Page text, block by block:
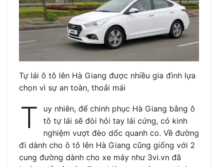
Tự lái ô tô lên Hà Giang được nhiều gia đình lựa
chọn vì sự an toàn, thoải mái
T
uy nhiên, để chinh phục Hà Giang bằng ô
tô tự lái sẽ đòi hỏi tay lái cứng, có kinh
nghiệm vượt đèo dốc quanh co. Về đường
đi dành cho ô tô lên Hà Giang cũng giống với 2
cung đường dành cho xe máy như 3vi.vn đã